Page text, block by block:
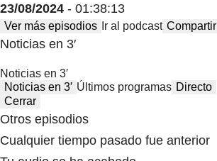
23/08/2024 - 01:38:13
Ver más episodios Ir al podcast Compartir
Noticias en 3′
Noticias en 3′
Noticias en 3′ Últimos programas Directo
Cerrar
Otros episodios
Cualquier tiempo pasado fue anterior